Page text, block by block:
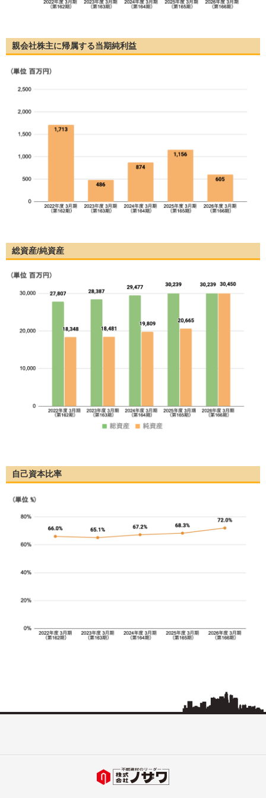
親会社株主に帰属する当期純利益
総資産/純資産
自己資本比率